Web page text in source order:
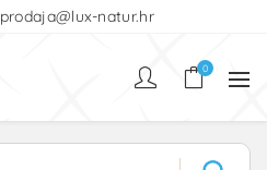
prodaja@lux-natur.hr
0